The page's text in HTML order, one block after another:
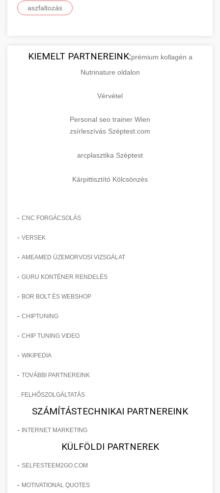
aszfaltozás
KIEMELT PARTNEREINK:prémium kollagén a
Nutrinature oldalon
Vérvétel
Personal seo trainer Wien
zsírleszívás Széptest.com
arcplasztika Széptest
Kárpittisztító Kölcsönzés
- CNC FORGÁCSOLÁS
- VERSEK
- AMEAMED ÜZEMORVOSI VIZSGÁLAT
- GURU KONTÉNER RENDELÉS
- BOR BOLT ÉS WEBSHOP
- CHIPTUNING
- CHIP TUNING VIDEO
- WIKIPEDIA
- TOVÁBBI PARTNEREINK
FELHŐSZOLGÁLTATÁS
SZÁMÍTÁSTECHNIKAI PARTNEREINK
- INTERNET MARKETING
KÜLFÖLDI PARTNEREK
- SELFESTEEM2GO.COM
- MOTIVATIONAL QUOTES